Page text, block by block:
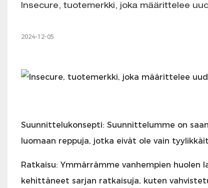
Insecure, tuotemerkki, joka määrittelee
2024-12-05
Suunnittelukonsepti: Suunnittelumme on
luomaan reppuja, jotka eivät ole vain
Ratkaisu: Ymmärrämme vanhempien huolen
kehittäneet sarjan ratkaisuja, kuten